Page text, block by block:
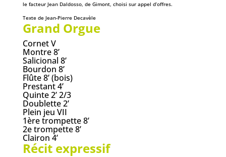
le facteur Jean Daldosso, de Gimont, choisi sur appel d’offres.
Texte de Jean-Pierre Decavèle
Grand Orgue
Cornet V
Montre 8’
Salicional 8’
Bourdon 8’
Flûte 8’ (bois)
Prestant 4’
Quinte 2’ 2/3
Doublette 2’
Plein jeu VII
1ère trompette 8’
2e trompette 8’
Clairon 4’
Récit expressif